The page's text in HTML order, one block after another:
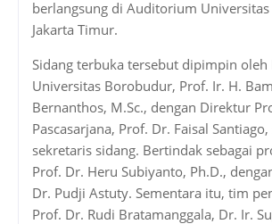
berlangsung di Auditorium
Jakarta Timur.
Sidang terbuka tersebut dipimpin oleh
Universitas Borobudur, Prof. Ir. H.
Bernanthos, M.Sc., dengan Direktur
Pascasarjana, Prof. Dr. Faisal Santiago,
sekretaris sidang. Bertindak sebagai
Prof. Dr. Heru Subiyanto, Ph.D.,
Dr. Pudji Astuty. Sementara itu, tim
Prof. Dr. Rudi Bratamanggala, Dr. Ir.